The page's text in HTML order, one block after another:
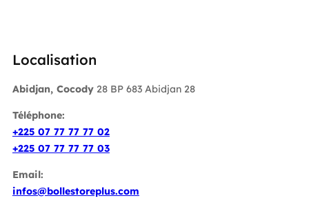
Localisation
Abidjan, Cocody28 BP 683 Abidjan 28
Téléphone:
+225 07 77 77 77 02
+225 07 77 77 77 03
Email:
infos@bollestoreplus.com